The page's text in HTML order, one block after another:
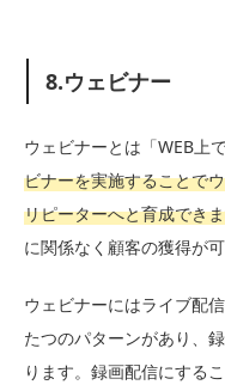
8.ウェビナー
ウェビナーとは「WEB上
ビナーを実施することで
リピーターへと育成でき
に関係なく顧客の獲得が可
ウェビナーにはライブ配
たつのパターンがあり、
ります。録画配信にする